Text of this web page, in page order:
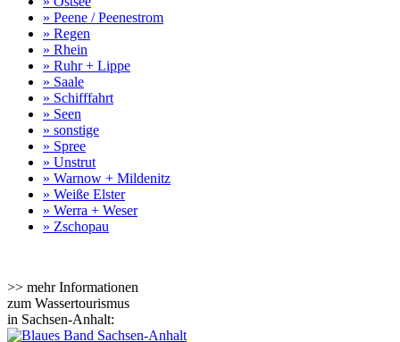
» Peene / Peenestrom
» Regen
» Rhein
» Ruhr + Lippe
» Saale
» Schifffahrt
» Seen
» sonstige
» Spree
» Unstrut
» Warnow + Mildenitz
» Weiße Elster
» Werra + Weser
» Zschopau
>> mehr Informationen
zum Wassertourismus
in Sachsen-Anhalt: